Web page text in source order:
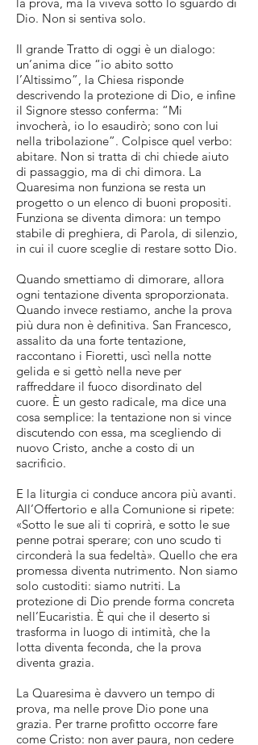
Dio. Non si sentiva solo.
Il grande Tratto di oggi è un dialogo:
un’anima dice “io abito sotto
l’Altissimo”, la Chiesa risponde
descrivendo la protezione di Dio, e infine
il Signore stesso conferma: “Mi
invocherà, io lo esaudirò; sono con lui
nella tribolazione”. Colpisce quel verbo:
abitare. Non si tratta di chi chiede aiuto
di passaggio, ma di chi dimora. La
Quaresima non funziona se resta un
progetto o un elenco di buoni propositi.
Funziona se diventa dimora: un tempo
stabile di preghiera, di Parola, di silenzio,
in cui il cuore sceglie di restare sotto Dio.
Quando smettiamo di dimorare, allora
ogni tentazione diventa sproporzionata.
Quando invece restiamo, anche la prova
più dura non è definitiva. San Francesco,
assalito da una forte tentazione,
raccontano i Fioretti, uscì nella notte
gelida e si gettò nella neve per
raffreddare il fuoco disordinato del
cuore. È un gesto radicale, ma dice una
cosa semplice: la tentazione non si vince
discutendo con essa, ma scegliendo di
nuovo Cristo, anche a costo di un
sacrificio.
E la liturgia ci conduce ancora più avanti.
All’Offertorio e alla Comunione si ripete:
«Sotto le sue ali ti coprirà, e sotto le sue
penne potrai sperare; con uno scudo ti
circonderà la sua fedeltà». Quello che era
promessa diventa nutrimento. Non siamo
solo custoditi: siamo nutriti. La
protezione di Dio prende forma concreta
nell’Eucaristia. È qui che il deserto si
trasforma in luogo di intimità, che la
lotta diventa feconda, che la prova
diventa grazia.
La Quaresima è davvero un tempo di
prova, ma nelle prove Dio pone una
grazia. Per trarne profitto occorre fare
come Cristo: non aver paura, non cedere